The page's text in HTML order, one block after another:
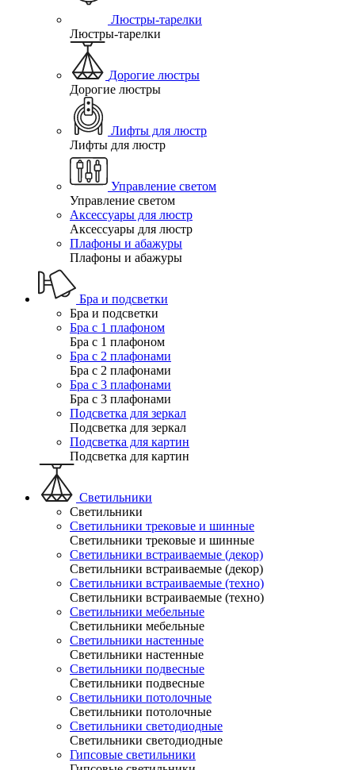
Люстры-тарелки
Люстры-тарелки
Дорогие люстры
Дорогие люстры
Лифты для люстр
Лифты для люстр
Управление светом
Управление светом
Аксессуары для люстр
Аксессуары для люстр
Плафоны и абажуры
Плафоны и абажуры
Бра и подсветки
Бра и подсветки
Бра с 1 плафоном
Бра с 1 плафоном
Бра с 2 плафонами
Бра с 2 плафонами
Бра с 3 плафонами
Бра с 3 плафонами
Подсветка для зеркал
Подсветка для зеркал
Подсветка для картин
Подсветка для картин
Светильники
Светильники
Светильники трековые и шинные
Светильники трековые и шинные
Светильники встраиваемые (декор)
Светильники встраиваемые (декор)
Светильники встраиваемые (техно)
Светильники встраиваемые (техно)
Светильники мебельные
Светильники мебельные
Светильники настенные
Светильники настенные
Светильники подвесные
Светильники подвесные
Светильники потолочные
Светильники потолочные
Светильники светодиодные
Светильники светодиодные
Гипсовые светильники